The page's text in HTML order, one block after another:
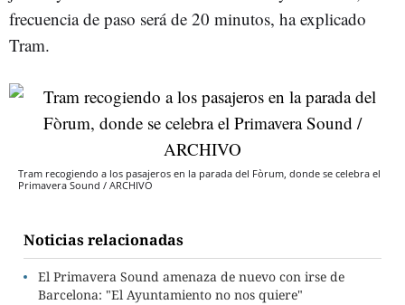
frecuencia de paso será de 20 minutos, ha explicado
Tram.
Tram recogiendo a los pasajeros en la parada del Fòrum, donde se celebra el
Primavera Sound / ARCHIVO
Noticias relacionadas
El Primavera Sound amenaza de nuevo con irse de
Barcelona: "El Ayuntamiento no nos quiere"